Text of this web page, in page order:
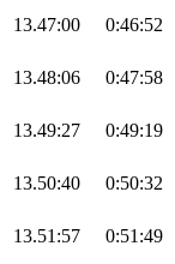
13.47:00 0:46:52
13.48:06 0:47:58
13.49:27 0:49:19
13.50:40 0:50:32
13.51:57 0:51:49